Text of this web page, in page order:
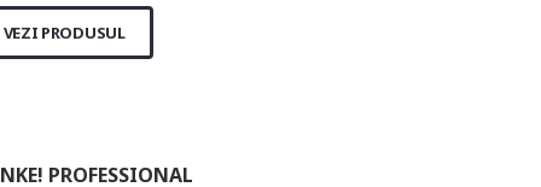
VEZI PRODUSUL
PROFESSIONAL